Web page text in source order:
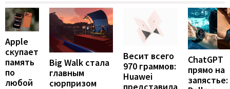
Apple
скупает
память
по
любой
Big Walk стала
главным
сюрпризом
Весит всего
970 граммов:
Huawei
ChatGPT
прямо на
запястье: